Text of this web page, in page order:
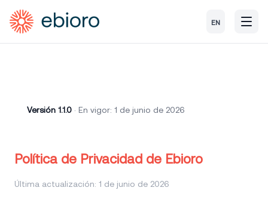
EN
Versión 1.1.0 · En vigor: 1 de junio de 2026
Política de Privacidad de Ebioro
Última actualización: 1 de junio de 2026